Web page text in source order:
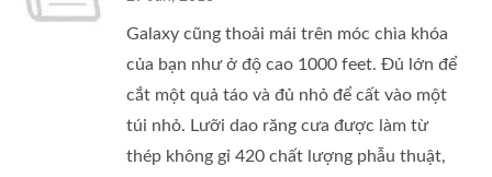
Galaxy cũng thoải mái trên móc chìa khóa
của bạn như ở độ cao 1000 feet. Đủ lớn để
cắt một quả táo và đủ nhỏ để cất vào một
túi nhỏ. Lưỡi dao răng cưa được làm từ
thép không gỉ 420 chất lượng phẫu thuật,